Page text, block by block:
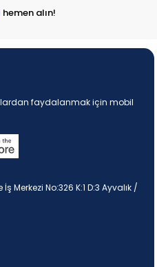
hemen alın!
faydalanmak için mobil
Merkezi No:326 K:1 D:3 Ayvalık /